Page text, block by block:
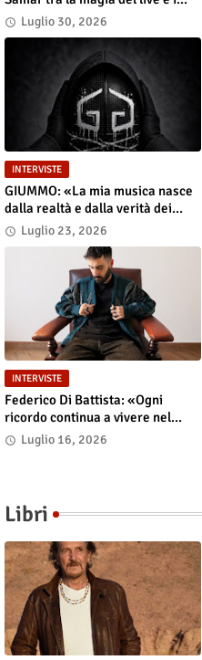
grandi sogni
Luglio 30, 2026
INTERVISTE
GIUMMO: «La mia musica nasce
dalla realtà e dalla verità dei
contenuti»
Luglio 23, 2026
INTERVISTE
Federico Di Battista: «Ogni
ricordo continua a vivere nel
presente»
Luglio 16, 2026
Libri